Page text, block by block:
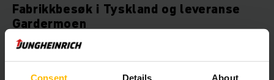
Consent Details About
Fabrikkbesøk i Tyskland og leveranse
Gardermoen
I slutten av november 2018 besøkte SAS og TCR fabrikken i
Lüneburg, Tyskland som produserer trekkvognene. På
fabrikkomvisning fikk de prøve egne trekkvogner før